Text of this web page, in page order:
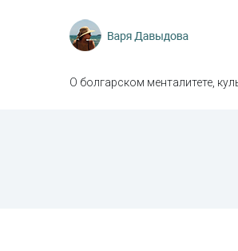
О болгарском менталитете,